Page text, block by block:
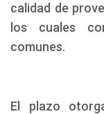
calidad de
los cuales
comunes.
El plazo